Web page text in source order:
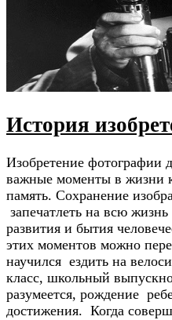
История
Изобретение фотографии
важные моменты в жизни
память. Сохранение
запечатлеть на всю
развития и бытия
этих моментов можно
научился ездить на
класс, школьный
разумеется, рождение
достижения. Когда